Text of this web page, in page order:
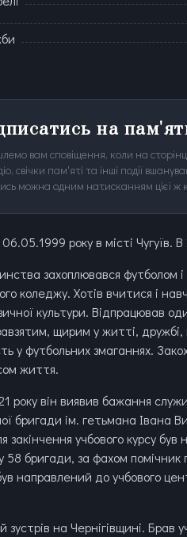
на
вам сповіщення, коли на
свічки пам'яті та інші події
можна одним натисканням цієї ж
року в місті Чугуїв.
захоплювався футболом
коледжу. Хотів вчитися і
культури. Відпрацював
щирим у житті,
у футбольних змаганнях.
життя.
року він виявив бажання
бригади ім. гетьмана Івана
закінчення учбового курсу
58 бригади, за фахом помічник
направлений до учбового
зустрів на Чернігівщині. Брав